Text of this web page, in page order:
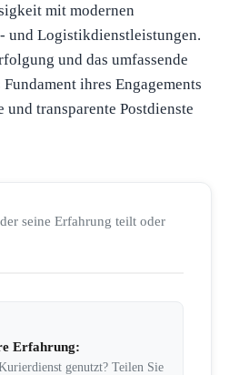
mit modernen
und Logistikdienstleistungen.
und das umfassende
ihres Engagements
transparente Postdienste
seine Erfahrung teilt oder
Erfahrung:
genutzt? Teilen Sie